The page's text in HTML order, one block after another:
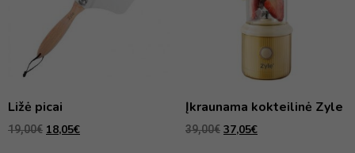
Ližė picai
19,00€ 18,05€
Įkraunama kokteilinė Zyle
39,00€ 37,05€